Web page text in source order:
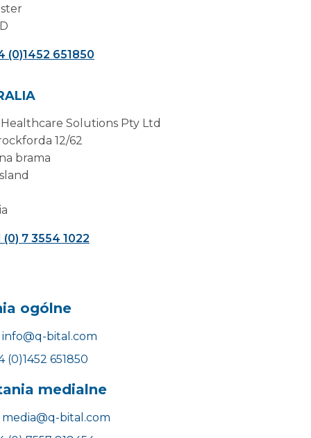
(0)1452 651850
Solutions Pty Ltd
12/62
brama
(0) 7 3554 1022
ogólne
info@q-bital.com
(0)1452 651850
medialne
media@q-bital.com